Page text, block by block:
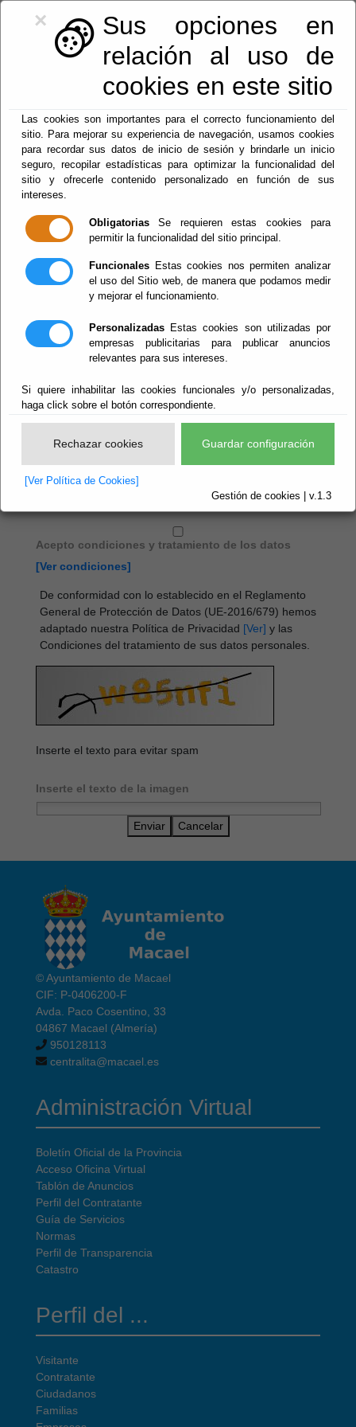
×
Sus opciones en
relación al uso de
cookies en este sitio
Las cookies son importantes para el correcto funcionamiento del
sitio. Para mejorar su experiencia de navegación, usamos cookies
para recordar sus datos de inicio de sesión y brindarle un inicio
seguro, recopilar estadísticas para optimizar la funcionalidad del
sitio y ofrecerle contenido personalizado en función de sus
intereses.
Obligatorias Se requieren estas cookies para
permitir la funcionalidad del sitio principal.
Funcionales Estas cookies nos permiten analizar
el uso del Sitio web, de manera que podamos medir
y mejorar el funcionamiento.
Personalizadas Estas cookies son utilizadas por
empresas publicitarias para publicar anuncios
relevantes para sus intereses.
Si quiere inhabilitar las cookies funcionales y/o personalizadas,
haga click sobre el botón correspondiente.
Rechazar cookies Guardar configuración
[Ver Política de Cookies]
Gestión de cookies | v.1.3
950128113 centralita@macael.es
Menu
Formulario de contacto
Acepto condiciones y tratamiento de los datos
[Ver condiciones]
De conformidad con lo establecido en el Reglamento
General de Protección de Datos (UE-2016/679) hemos
adaptado nuestra Política de Privacidad [Ver] y las
Condiciones del tratamiento de sus datos personales.
Inserte el texto para evitar spam
Inserte el texto de la imagen
Enviar Cancelar
© Ayuntamiento de Macael
CIF: P-0406200-F
Avda. Paco Cosentino, 33
04867 Macael (Almería)
950128113
centralita@macael.es
Administración Virtual
Boletín Oficial de la Provincia
Acceso Oficina Virtual
Tablón de Anuncios
Perfil del Contratante
Guía de Servicios
Normas
Perfil de Transparencia
Catastro
Perfil del ...
Visitante
Contratante
Ciudadanos
Familias